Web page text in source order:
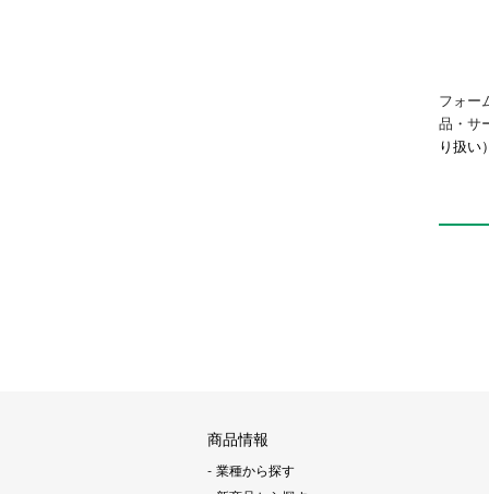
フォー
品・サ
り扱い）
商品情報
業種から探す